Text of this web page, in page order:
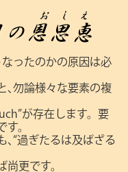
ったのかの原因は必
､勿論様々な要素の複
が存在します。要
す。
､“過ぎたるは及ばざる
更です。